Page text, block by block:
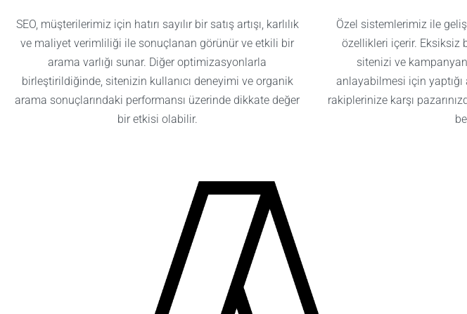
SEO, müşterilerimiz için hatırı sayılır bir satış artışı, karlılık
ve maliyet verimliliği ile sonuçlanan görünür ve etkili bir
arama varlığı sunar. Diğer optimizasyonlarla
birleştirildiğinde, sitenizin kullanıcı deneyimi ve organik
arama sonuçlarındaki performansı üzerinde dikkate değer
bir etkisi olabilir.
Özel sistemlerimiz ile
özellikleri içerir. Eksiksiz
sitenizi ve
anlayabilmesi için yaptığı
rakiplerinize karşı